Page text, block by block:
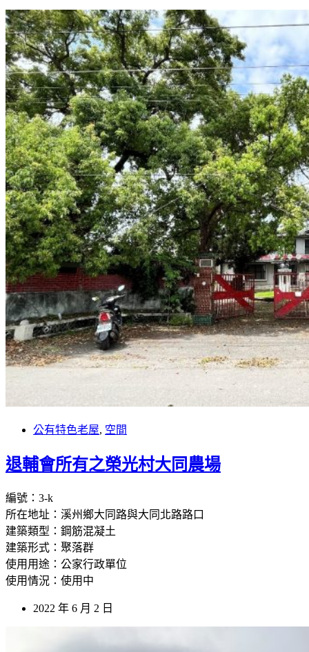
公有特色老屋, 空間
退輔會所有之榮光村大同農場
編號：3-k
所在地址：溪州鄉大同路與大同北路路口
建築類型：鋼筋混凝土
建築形式：聚落群
使用用途：公家行政單位
使用情況：使用中
2022 年 6 月 2 日